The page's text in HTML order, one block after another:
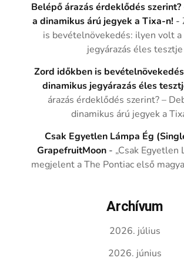
Belépő árazás érdeklődés
a dinamikus árú jegyek a Tixa-n! -
is bevételnövekedés: ilyen volt a
jegyárazás éles tesztje
Zord időkben is
dinamikus jegyárazás éles
árazás érdeklődés szerint? –
dinamikus árú jegyek a
Csak Egyetlen Lámpa Ég
GrapefruitMoon - „Csak Egyetlen
megjelent a The Pontiac első
Archívum
2026. július
2026. június